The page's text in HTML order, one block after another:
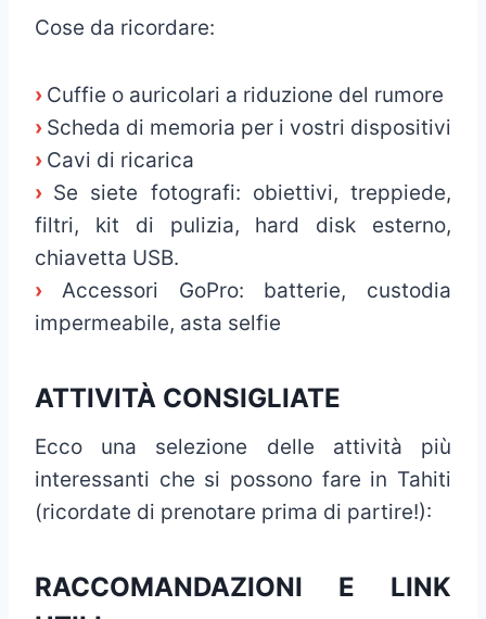
Cose da ricordare:
› Cuffie o auricolari a riduzione del rumore
› Scheda di memoria per i vostri dispositivi
› Cavi di ricarica
› Se siete fotografi: obiettivi, treppiede,
filtri, kit di pulizia, hard disk esterno,
chiavetta USB.
› Accessori GoPro: batterie, custodia
impermeabile, asta selfie
ATTIVITÀ CONSIGLIATE
Ecco una selezione delle attività più
interessanti che si possono fare in Tahiti
(ricordate di prenotare prima di partire!):
RACCOMANDAZIONI E LINK